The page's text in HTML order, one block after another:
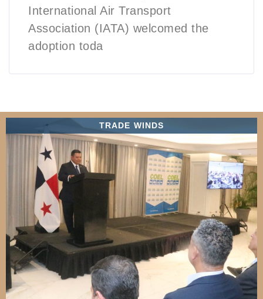
International Air Transport
Association (IATA) welcomed the
adoption toda
TRADE WINDS